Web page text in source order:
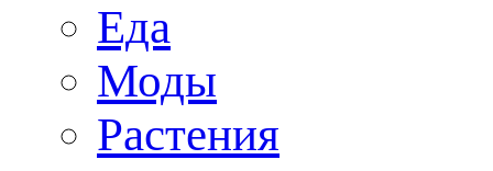
Еда
Моды
Растения